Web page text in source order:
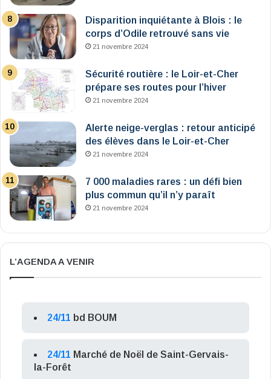
Disparition inquiétante à Blois : le
corps d’Odile retrouvé sans vie
21 novembre 2024
Sécurité routière : le Loir-et-Cher
prépare ses routes pour l’hiver
21 novembre 2024
Alerte neige-verglas : retour anticipé
des élèves dans le Loir-et-Cher
21 novembre 2024
7 000 maladies rares : un défi bien
plus commun qu’il n’y paraît
21 novembre 2024
L’AGENDA A VENIR
24/11 bd BOUM
24/11 Marché de Noël de Saint-Gervais-
la-Forêt